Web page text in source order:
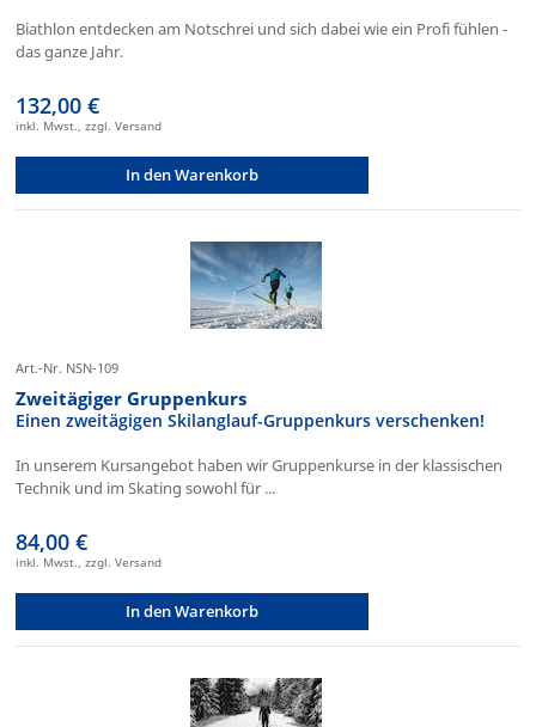
Biathlon entdecken am Notschrei und sich dabei wie ein Profi fühlen -
das ganze Jahr.
132,00 €
inkl. Mwst., zzgl. Versand
In den Warenkorb
Art.-Nr. NSN-109
Zweitägiger Gruppenkurs
Einen zweitägigen Skilanglauf-Gruppenkurs verschenken!
In unserem Kursangebot haben wir Gruppenkurse in der klassischen
Technik und im Skating sowohl für ...
84,00 €
inkl. Mwst., zzgl. Versand
In den Warenkorb